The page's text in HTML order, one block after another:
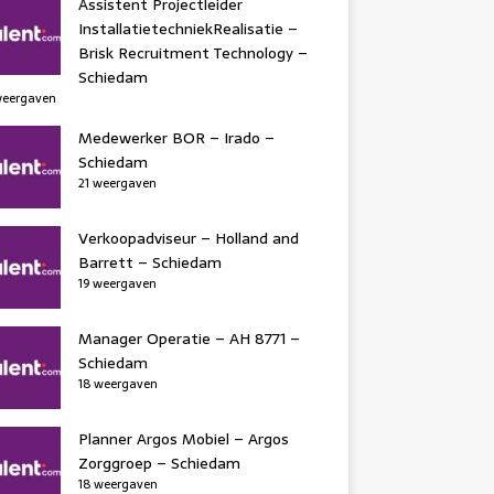
InstallatietechniekRealisatie –
Brisk Recruitment Technology –
Schiedam
Medewerker BOR – Irado –
Schiedam
21 weergaven
Verkoopadviseur – Holland and
Barrett – Schiedam
19 weergaven
Manager Operatie – AH 8771 –
Schiedam
18 weergaven
Planner Argos Mobiel – Argos
Zorggroep – Schiedam
18 weergaven